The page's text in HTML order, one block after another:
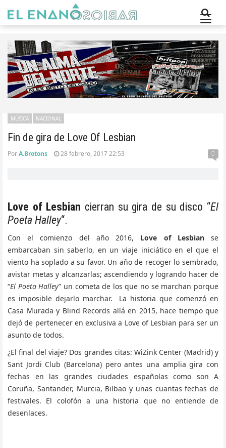
Fin de gira de Love Of Lesbian
MÚSICA NACIONAL
PorA.Brotons 28 febrero, 2017 22:53 0
Love of Lesbian cierran su gira de su disco “El
Poeta Halley“.
Con el comienzo del año 2016, Love of Lesbianse
embarcaban sin saberlo, en un viaje iniciático en el que el
viento ha soplado a su favor. Un año de recoger lo sembrado,
avistar metas y alcanzarlas; ascendiendo y logrando hacer de
“El Poeta Halley” un cometa de los que no se marchan porque
es imposible dejarlo marchar. La historia que comenzó en
Casa Murada y Blind Records allá en 2015, hace tiempo que
dejó de pertenecer en exclusiva a Love of Lesbian para ser un
asunto de todos.
¿El final del viaje? Dos grandes citas: WiZink Center (Madrid) y
Sant Jordi Club (Barcelona) pero antes una amplia gira con
fechas en las grandes ciudades españolas como son A
Coruña, Santander, Murcia, Bilbao y unas cuantas fechas de
festivales. El colofón a una historia que no entiende de
desenlaces.